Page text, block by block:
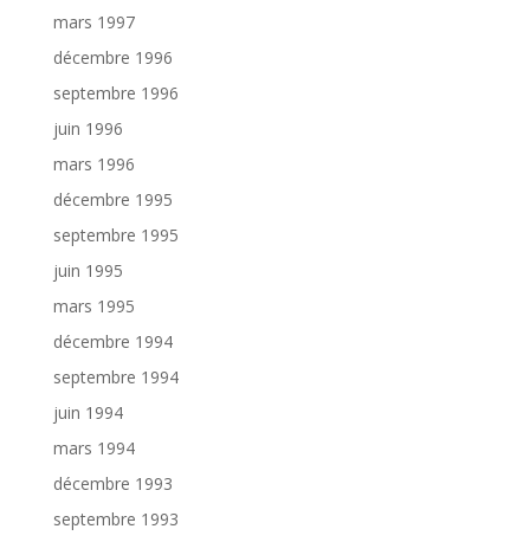
mars 1997
décembre 1996
septembre 1996
juin 1996
mars 1996
décembre 1995
septembre 1995
juin 1995
mars 1995
décembre 1994
septembre 1994
juin 1994
mars 1994
décembre 1993
septembre 1993